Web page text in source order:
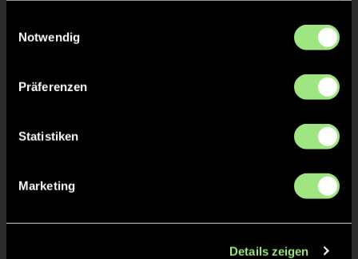
Notwendig
Präferenzen
Statistiken
Marketing
Details zeigen
Marc JUNG